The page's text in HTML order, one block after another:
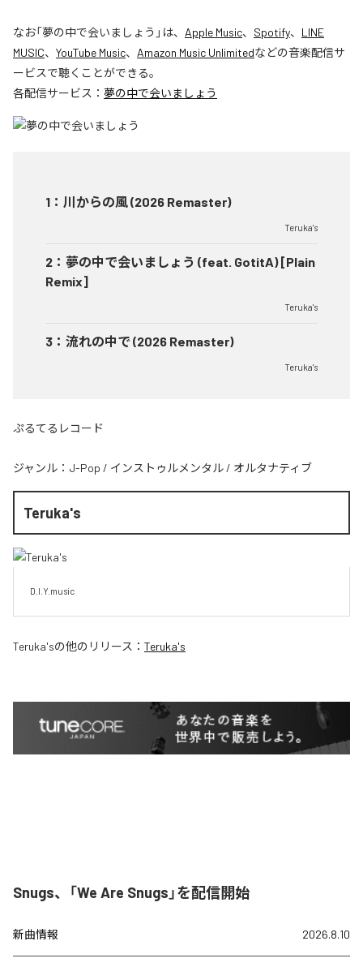
なお「夢の中で会いましょう 」は、 Apple Music、 Spotify、 LINE
MUSIC、 YouTube Music、 Amazon Music Unlimitedなどの音楽配信サ
ービスで聴くことができる。
各配信サービス： 夢の中で会いましょう
1 ： 川からの風 (2026 Remaster)
Teruka's
2 ： 夢の中で会いましょう (feat. GotitA) [Plain
Remix]
Teruka's
3 ： 流れの中で (2026 Remaster)
Teruka's
ぷるてるレコード
ジャンル： J-Pop / インストゥルメンタル / オルタナティブ
Teruka's
D.I.Y.music
Teruka'sの他のリリース： Teruka's
Snugs、「We Are Snugs」を配信開始
新曲情報 2026.8.10